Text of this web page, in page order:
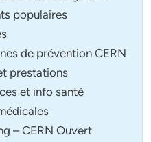
populaires
de prévention CERN
prestations
et info santé
– CERN Ouvert